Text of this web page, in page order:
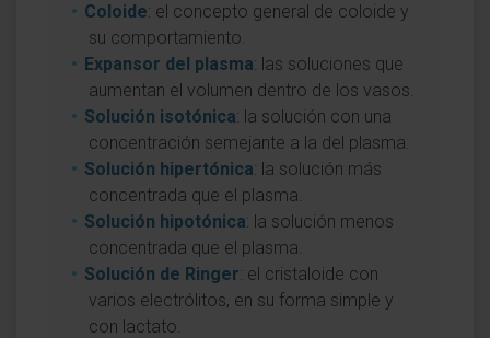
Coloide: el concepto general de coloide y
su comportamiento.
Expansor del plasma: las soluciones que
aumentan el volumen dentro de los vasos.
Solución isotónica: la solución con una
concentración semejante a la del plasma.
Solución hipertónica: la solución más
concentrada que el plasma.
Solución hipotónica: la solución menos
concentrada que el plasma.
Solución de Ringer: el cristaloide con
varios electrólitos, en su forma simple y
con lactato.